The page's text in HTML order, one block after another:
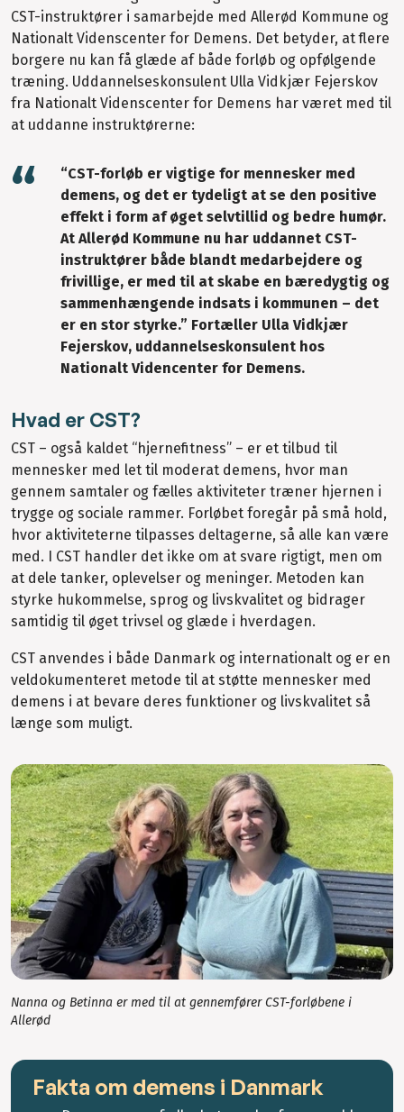
CST-instruktører i samarbejde med Allerød Kommune og
Nationalt Videnscenter for Demens. Det betyder, at flere
borgere nu kan få glæde af både forløb og opfølgende
træning. Uddannelseskonsulent Ulla Vidkjær Fejerskov
fra Nationalt Videnscenter for Demens har været med til
at uddanne instruktørerne:
“CST-forløb er vigtige for mennesker med
demens, og det er tydeligt at se den positive
effekt i form af øget selvtillid og bedre humør.
At Allerød Kommune nu har uddannet CST-
instruktører både blandt medarbejdere og
frivillige, er med til at skabe en bæredygtig og
sammenhængende indsats i kommunen – det
er en stor styrke.” Fortæller Ulla Vidkjær
Fejerskov, uddannelseskonsulent hos
Nationalt Videncenter for Demens.
Hvad er CST?
CST – også kaldet “hjernefitness” – er et tilbud til
mennesker med let til moderat demens, hvor man
gennem samtaler og fælles aktiviteter træner hjernen i
trygge og sociale rammer. Forløbet foregår på små hold,
hvor aktiviteterne tilpasses deltagerne, så alle kan være
med. I CST handler det ikke om at svare rigtigt, men om
at dele tanker, oplevelser og meninger. Metoden kan
styrke hukommelse, sprog og livskvalitet og bidrager
samtidig til øget trivsel og glæde i hverdagen.
CST anvendes i både Danmark og internationalt og er en
veldokumenteret metode til at støtte mennesker med
demens i at bevare deres funktioner og livskvalitet så
længe som muligt.
Nanna og Betinna er med til at gennemfører CST-forløbene i
Allerød
Fakta om demens i Danmark